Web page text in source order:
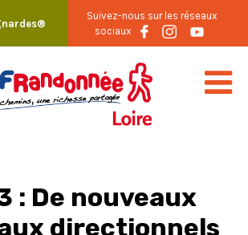
Suivez-nous sur les réseaux
sociaux
: De nouveaux
directionnels